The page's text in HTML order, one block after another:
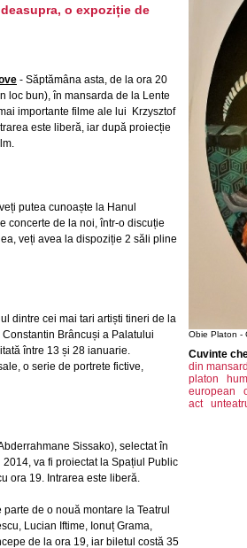
o expoziție de
- Săptămâna asta, de la ora 20
loc bun), în mansarda de la Lente
importante filme ale lui Krzysztof
este liberă, iar după proiecție
putea cunoaște la Hanul
concerte de la noi, într-o discuție
veți avea la dispoziție 2 săli pline
dintre cei mai tari artiști tineri de la
Brâncuși a Palatului
între 13 și 28 ianuarie.
o serie de portrete fictive,
Sissako), selectat în
va fi proiectat la Spațiul Public
ora 19. Intrarea este liberă.
de o nouă montare la Teatrul
Lucian Iftime, Ionuț Grama,
de la ora 19, iar biletul costă 35
Obie Platon -
Cuvinte
din
platon
european
act